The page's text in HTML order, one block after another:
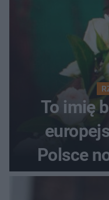
To imię
Polsce